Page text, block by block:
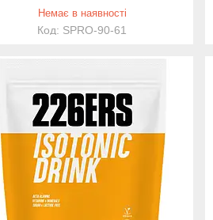
Немає в наявності
SPRO-90-61